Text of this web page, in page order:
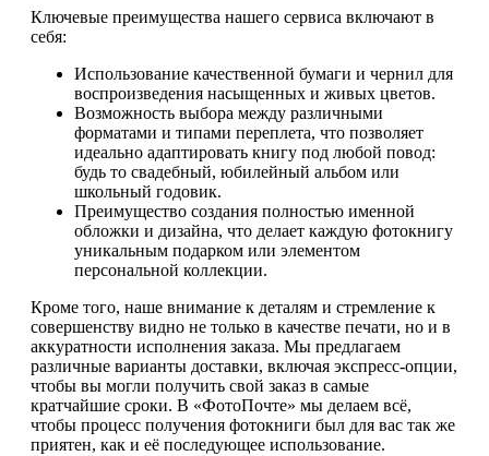
Ключевые преимущества нашего сервиса включают в
себя:
Использование качественной бумаги и чернил для
воспроизведения насыщенных и живых цветов.
Возможность выбора между различными
форматами и типами переплета, что позволяет
идеально адаптировать книгу под любой повод:
будь то свадебный, юбилейный альбом или
школьный годовик.
Преимущество создания полностью именной
обложки и дизайна, что делает каждую фотокнигу
уникальным подарком или элементом
персональной коллекции.
Кроме того, наше внимание к деталям и стремление к
совершенству видно не только в качестве печати, но и в
аккуратности исполнения заказа. Мы предлагаем
различные варианты доставки, включая экспресс-опции,
чтобы вы могли получить свой заказ в самые
кратчайшие сроки. В «ФотоПочте» мы делаем всё,
чтобы процесс получения фотокниги был для вас так же
приятен, как и её последующее использование.